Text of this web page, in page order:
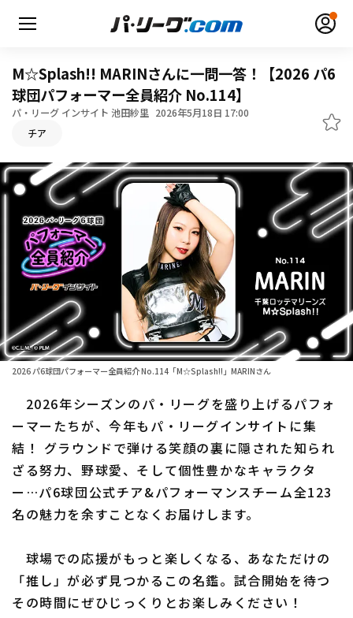
無料アカウント登録
HOME
動画
日程・結果
順位表･成績
1軍公式戦
ファーム東地区
ファーム中地区
ファーム西地区
交流戦
選手名鑑
北海道日本ハムファイターズ
東北楽天ゴールデンイーグルス
埼玉西武ライオンズ
千葉ロッテマリーンズ
オリックス・バファローズ
福岡ソフトバンクホークス
設定
M☆Splash!! MARINさんに一問一答！【2026 パ6
球団パフォーマー全員紹介 No.114】
パ・リーグ インサイト 池田紗里 2026年5月18日 17:00
チア
2026 パ6球団パフォーマー全員紹介 No.114「M☆Splash!!」MARINさん
2026年シーズンのパ・リーグを盛り上げるパフォ
ーマーたちが、今年もパ・リーグインサイトに集
結！ グラウンドで弾ける笑顔の裏に隠された知られ
ざる努力、野球愛、そして個性豊かなキャラクタ
ー…パ6球団公式チア&パフォーマンスチーム全123
名の魅力を余すことなくお届けします。
球場での応援がもっと楽しくなる、あなただけの
「推し」が必ず見つかるこの名鑑。試合開始を待つ
その時間にぜひじっくりとお楽しみください！